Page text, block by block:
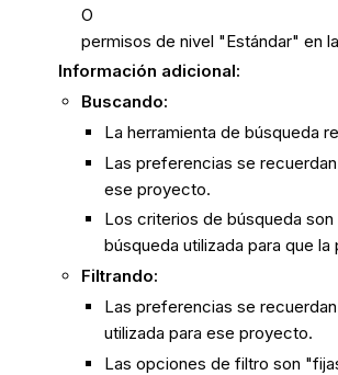
O
permisos de nivel "Estándar" en
Información adicional:
Buscando:
La herramienta de búsqueda
Las preferencias se
ese proyecto.
Los criterios de búsqueda
búsqueda utilizada para que
Filtrando:
Las preferencias se
utilizada para ese proyecto.
Las opciones de filtro son